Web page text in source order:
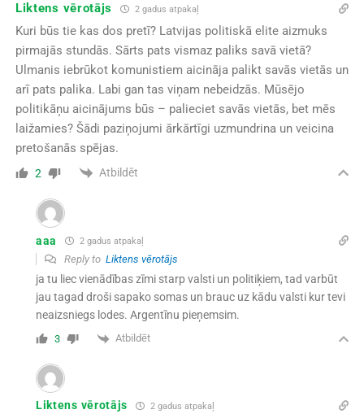
Liktens vērotājs 2 gadus atpakaļ
Kuri būs tie kas dos pretī? Latvijas politiskā elite aizmuks
pirmajās stundās. Sārts pats vismaz paliks savā vietā?
Ulmanis iebrūkot komunistiem aicināja palikt savās vietās un
arī pats palika. Labi gan tas viņam nebeidzās. Mūsējo
politikāņu aicinājums būs – palieciet savās vietās, bet mēs
laižamies? Šādi paziņojumi ārkārtīgi uzmundrina un veicina
pretošanās spējas.
2 Atbildēt
aaa 2 gadus atpakaļ
Reply to Liktens vērotājs
ja tu liec vienādības zīmi starp valsti un politiķiem, tad varbūt
jau tagad droši sapako somas un brauc uz kādu valsti kur tevi
neaizsniegs lodes. Argentīnu pieņemsim.
3 Atbildēt
Liktens vērotājs 2 gadus atpakaļ